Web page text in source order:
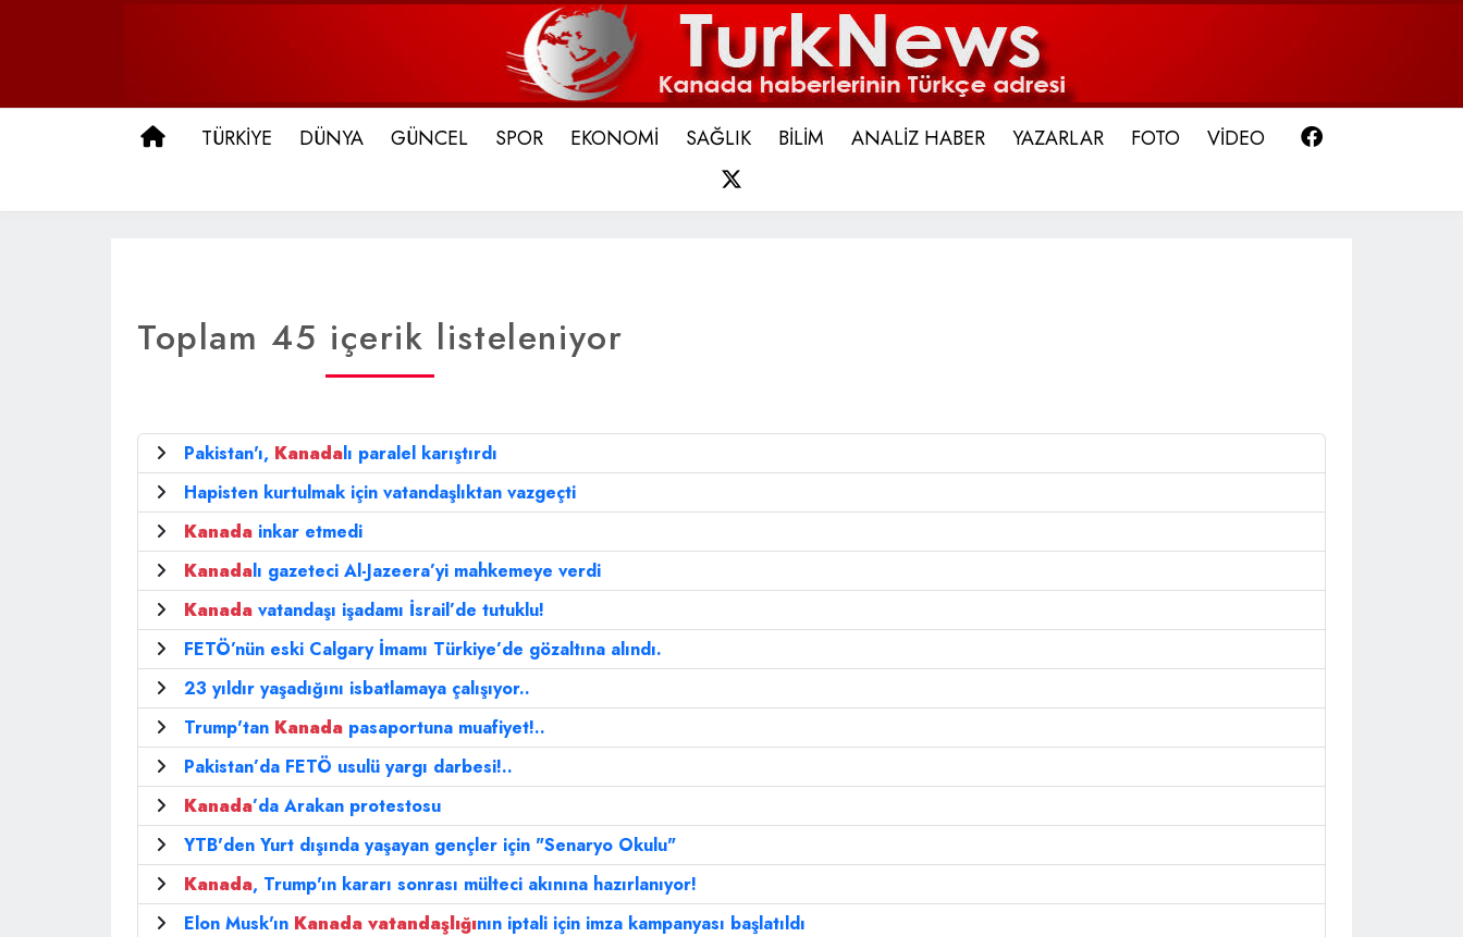
ANA SAYFA
TÜRKİYE DÜNYA GÜNCEL SPOR EKONOMİ SAĞLIK BİLİM ANALİZ HABER YAZARLAR FOTO VİDEO
Toplam 45 içerik listeleniyor
Pakistan'ı, Kanadalı paralel karıştırdı
Hapisten kurtulmak için vatandaşlıktan vazgeçti
Kanada inkar etmedi
Kanadalı gazeteci Al-Jazeera’yi mahkemeye verdi
Kanada vatandaşı işadamı İsrail’de tutuklu!
FETÖ’nün eski Calgary İmamı Türkiye’de gözaltına alındı.
23 yıldır yaşadığını isbatlamaya çalışıyor..
Trump'tan Kanada pasaportuna muafiyet!..
Pakistan’da FETÖ usulü yargı darbesi!..
Kanada’da Arakan protestosu
YTB'den Yurt dışında yaşayan gençler için "Senaryo Okulu"
Kanada, Trump'ın kararı sonrası mülteci akınına hazırlanıyor!
Elon Musk'ın Kanada vatandaşlığının iptali için imza kampanyası başlatıldı